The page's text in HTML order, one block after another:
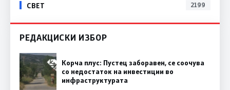
СВЕТ 2199
РЕДАКЦИСКИ ИЗБОР
Корча плус: Пустец заборавен, се соочува
со недостаток на инвестиции во
инфраструктурата